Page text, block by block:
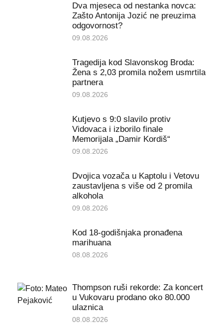
Dva mjeseca od nestanka novca:
Zašto Antonija Jozić ne preuzima
odgovornost?
09.08.2026
Tragedija kod Slavonskog Broda:
Žena s 2,03 promila nožem usmrtila
partnera
09.08.2026
Kutjevo s 9:0 slavilo protiv
Vidovaca i izborilo finale
Memorijala „Damir Kordiš“
09.08.2026
Dvojica vozača u Kaptolu i Vetovu
zaustavljena s više od 2 promila
alkohola
09.08.2026
Kod 18-godišnjaka pronađena
marihuana
08.08.2026
Thompson ruši rekorde: Za koncert
u Vukovaru prodano oko 80.000
ulaznica
08.08.2026